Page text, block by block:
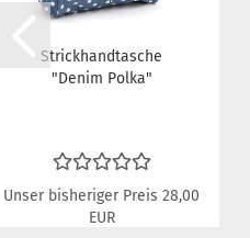
Strickhandtasche
"Denim Polka"
Unser bisheriger Preis 28,00
EUR